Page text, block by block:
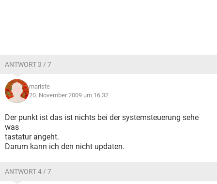
ANTWORT 3 / 7
mariste
20. November 2009 um 16:32
Der punkt ist das ist nichts bei der systemsteuerung sehe
was
tastatur angeht.
Darum kann ich den nicht updaten.
ANTWORT 4 / 7